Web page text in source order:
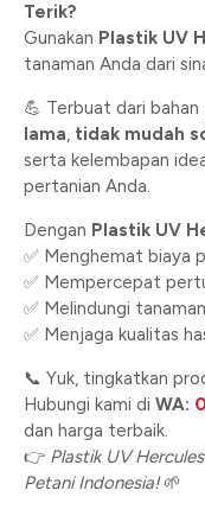
Terik?
Gunakan Plastik UV
tanaman Anda dari
💪 Terbuat dari bahan
lama, tidak mudah
serta kelembapan
pertanian Anda.
Dengan Plastik UV
✅ Menghemat biaya
✅ Mempercepat
✅ Melindungi
✅ Menjaga kualitas
📞 Yuk, tingkatkan
Hubungi kami di WA:
dan harga terbaik.
👉 Plastik UV
Petani Indonesia!🌱